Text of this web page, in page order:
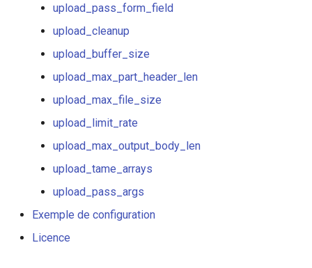
hoedown
hyperscan
upload_pass_form_field
upload_cleanup
upload_buffer_size
upload_max_part_header_len
upload_max_file_size
upload_limit_rate
upload_max_output_body_len
upload_tame_arrays
upload_pass_args
Exemple de configuration
Licence